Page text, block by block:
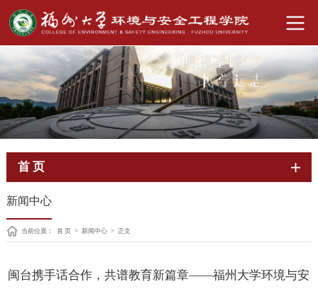
首 页
新闻中心
当前位置： 首 页 > 新闻中心 > 正文
闽台携手话合作，共谱教育新篇章——福州大学环境与安